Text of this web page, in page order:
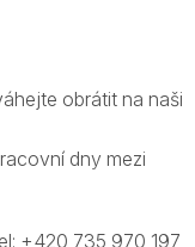
obrátit na naši
dny mezi
+420 735 970 197